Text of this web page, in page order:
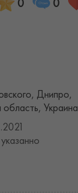
Днипро,
Украина